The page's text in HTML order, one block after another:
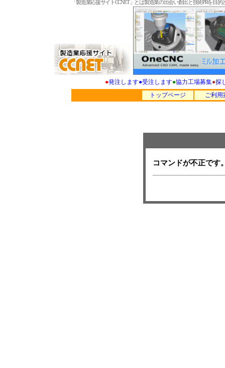
「製造業応援サイトCCNET」とは製造業の出会い創出と技術PRを
●発注します●受注します●協力工場募集●探
トップページ
ご利用
コマンドが不正です